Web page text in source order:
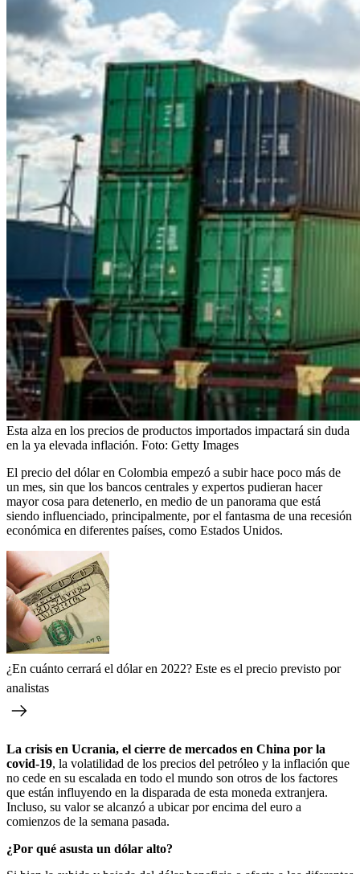
Esta alza en los precios de productos importados impactará sin duda
en la ya elevada inflación. Foto: Getty Images
El precio del dólar en Colombia empezó a subir hace poco más de
un mes, sin que los bancos centrales y expertos pudieran hacer
mayor cosa para detenerlo, en medio de un panorama que está
siendo influenciado, principalmente, por el fantasma de una recesión
económica en diferentes países, como Estados Unidos.
¿En cuánto cerrará el dólar en 2022? Este es el precio previsto por
analistas
La crisis en Ucrania, el cierre de mercados en China por la
covid-19, la volatilidad de los precios del petróleo y la inflación que
no cede en su escalada en todo el mundo son otros de los factores
que están influyendo en la disparada de esta moneda extranjera.
Incluso, su valor se alcanzó a ubicar por encima del euro a
comienzos de la semana pasada.
¿Por qué asusta un dólar alto?